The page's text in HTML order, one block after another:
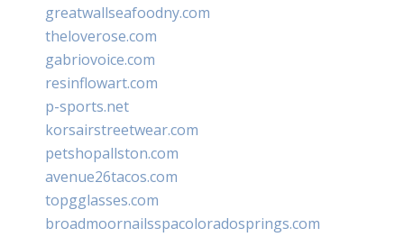
greatwallseafoodny.com
theloverose.com
gabriovoice.com
resinflowart.com
p-sports.net
korsairstreetwear.com
petshopallston.com
avenue26tacos.com
topgglasses.com
broadmoornailsspacoloradosprings.com